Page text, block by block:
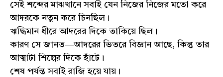
সেই শব্দের মাঝখানে সবাই যেন নিজের নিজের মতো করে
আদরকে নতুন করে চিনছিল।
ঋদ্ধিমান ধীরে আদরের দিকে তাকিয়ে ছিল।
কারণ সে জানত—আদরের ভিতরে বিজ্ঞান আছে, কিন্তু তার
আত্মাটা শিল্পের দিকে হাঁটে।
শেষ পর্যন্ত সবাই রাজি হয়ে যায়।